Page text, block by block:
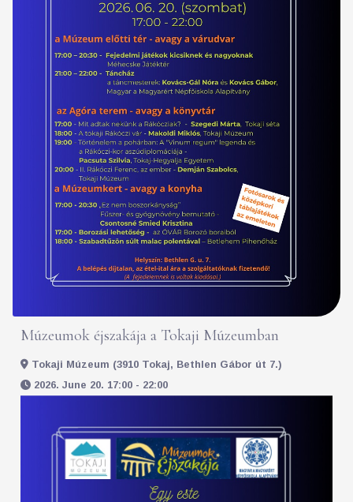
Múzeumok éjszakája a Tokaji Múzeumban
Tokaji Múzeum (3910 Tokaj, Bethlen Gábor út 7.)
2026. June 20. 17:00 - 22:00